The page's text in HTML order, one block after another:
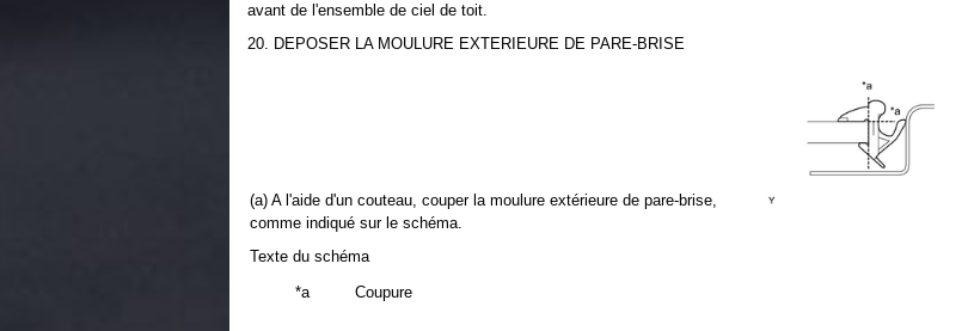
avant de l'ensemble de ciel de toit.
20. DEPOSER LA MOULURE EXTERIEURE DE PARE-BRISE
(a) A l'aide d'un couteau, couper la moulure extérieure de pare-brise,
comme indiqué sur le schéma.
Texte du schéma
*a
Coupure